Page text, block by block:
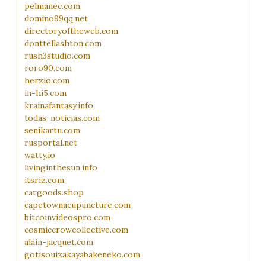
pelmanec.com
domino99qq.net
directoryoftheweb.com
donttellashton.com
rush3studio.com
roro90.com
herzio.com
in-hi5.com
krainafantasy.info
todas-noticias.com
senikartu.com
rusportal.net
watty.io
livinginthesun.info
itsriz.com
cargoods.shop
capetownacupuncture.com
bitcoinvideospro.com
cosmiccrowcollective.com
alain-jacquet.com
gotisouizakayabakeneko.com